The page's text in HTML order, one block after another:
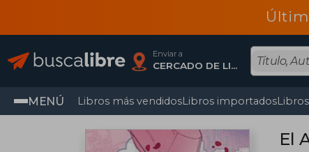
Enviar a
CERCADO DE LIMA, Lima
MENÚ Libros más vendidosLibros importados
El